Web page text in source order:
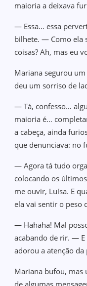
maioria a deixava
— Essa… essa
bilhete. — Como ela
coisas? Ah, mas eu
Mariana segurou
deu um sorriso de
— Tá, confesso…
maioria é…
a cabeça, ainda
que denunciava: no
— Agora tá tudo
colocando os
me ouvir, Luísa. E
ela vai sentir o peso
— Hahaha! Mal
acabando de rir. —
adorou a atenção da
Mariana bufou, mas
de algumas